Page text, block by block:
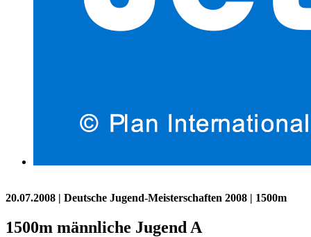
20.07.2008 | Deutsche Jugend-Meisterschaften 2008 | 1500m
1500m männliche Jugend A